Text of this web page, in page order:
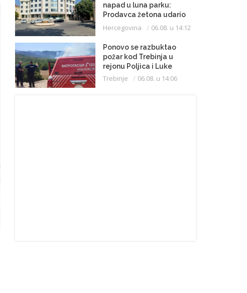
napad u luna parku:
Prodavca žetona udario
mikrofonom u glavu
Hercegovina 06.08. u 14:12
Ponovo se razbuktao
požar kod Trebinja u
rejonu Poljica i Luke
Trebinje 06.08. u 14:06